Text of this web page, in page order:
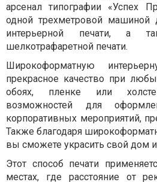
арсенал типографии «Успех
одной трехметровой машиной
интерьерной печати, а
шелкотрафаретной печати.
Широкоформатную
прекрасное качество при
обоях, пленке или
возможностей для
корпоративных мероприятий,
Также благодаря
вы сможете украсить свой дом
Этот способ печати
местах, где расстояние от